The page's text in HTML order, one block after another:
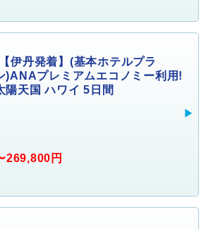
伊丹発着】(基本ホテルプラ
)ANAプレミアムエコノミー利用!
陽天国 ハワイ 5日間
269,800円